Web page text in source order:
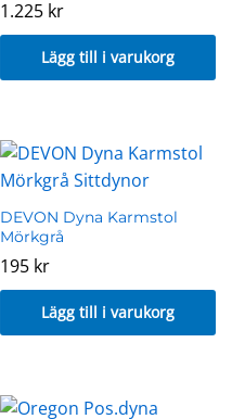
1.225 kr
Lägg till i varukorg
DEVON Dyna Karmstol
Mörkgrå
195 kr
Lägg till i varukorg